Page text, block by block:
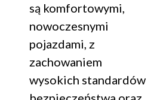
są komfortowymi,
nowoczesnymi
pojazdami, z
zachowaniem
wysokich standardów